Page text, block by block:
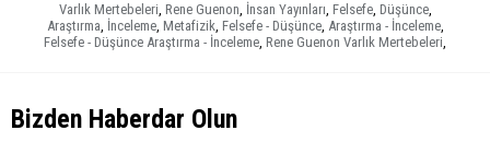
Varlık Mertebeleri, Rene Guenon, İnsan Yayınları, Felsefe, Düşünce,
Araştırma, İnceleme, Metafizik, Felsefe - Düşünce, Araştırma - İnceleme,
Felsefe - Düşünce Araştırma - İnceleme, Rene Guenon Varlık Mertebeleri,
Bizden Haberdar Olun